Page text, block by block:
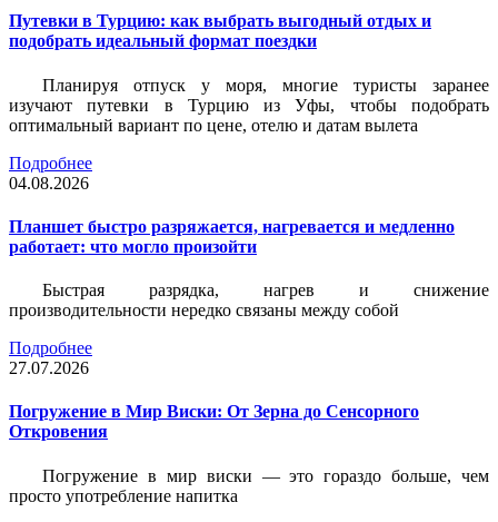
Путевки в Турцию: как выбрать выгодный отдых и
подобрать идеальный формат поездки
Планируя отпуск у моря, многие туристы заранее
изучают путевки в Турцию из Уфы, чтобы подобрать
оптимальный вариант по цене, отелю и датам вылета
Подробнее
04.08.2026
Планшет быстро разряжается, нагревается и медленно
работает: что могло произойти
Быстрая разрядка, нагрев и снижение
производительности нередко связаны между собой
Подробнее
27.07.2026
Погружение в Мир Виски: От Зерна до Сенсорного
Откровения
Погружение в мир виски — это гораздо больше, чем
просто употребление напитка